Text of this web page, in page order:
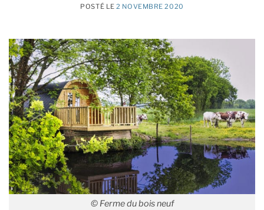
POSTÉ LE2 NOVEMBRE 2020
© Ferme du bois neuf